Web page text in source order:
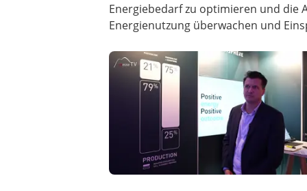
Energiebedarf zu optimieren und die
Energienutzung überwachen und